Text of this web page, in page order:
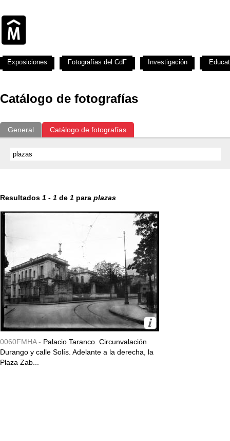
Catálogo de fotografías
General Catálogo de fotografías
Resultados 1 - 1 de 1 para plazas
0060FMHA - Palacio Taranco. Circunvalación
Durango y calle Solís. Adelante a la derecha, la
Plaza Zab...
Exposiciones Fotografías del CdF Investigación